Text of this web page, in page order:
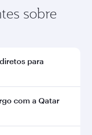
sobre
para
diretos para
página
com a Qatar